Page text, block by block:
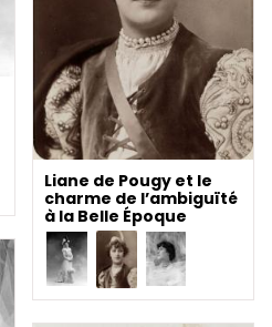
Liane de Pougy et le
charme de l’ambiguïté
à la Belle Époque